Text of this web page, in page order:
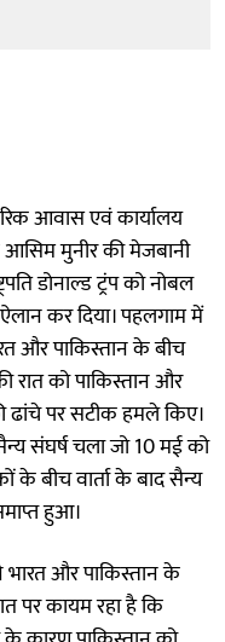
आवास एवं कार्यालय
आसिम मुनीर की मेजबानी
डोनाल्ड ट्रंप को नोबल
कर दिया। पहलगाम में
और पाकिस्तान के बीच
रात को पाकिस्तान और
पर सटीक हमले किए।
संघर्ष चला जो 10 मई को
के बीच वार्ता के बाद सैन्य
हुआ।
भारत और पाकिस्तान के
पर कायम रहा है कि